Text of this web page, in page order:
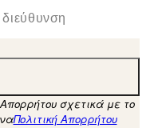
σχετικά με το
Πολιτική Απορρήτου